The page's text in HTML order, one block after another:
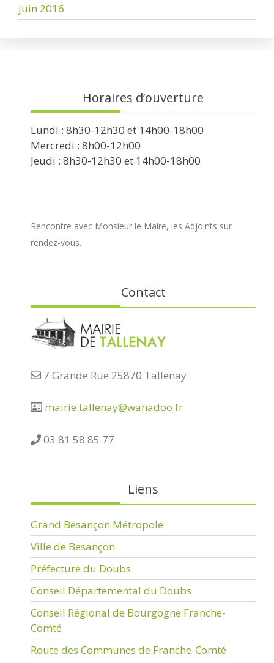
juin 2016
Horaires d’ouverture
Lundi : 8h30-12h30 et 14h00-18h00
Mercredi : 8h00-12h00
Jeudi : 8h30-12h30 et 14h00-18h00
Rencontre avec Monsieur le Maire, les Adjoints sur
rendez-vous.
Contact
7 Grande Rue 25870 Tallenay
mairie.tallenay@wanadoo.fr
03 81 58 85 77
Liens
Grand Besançon Métropole
Ville de Besançon
Préfecture du Doubs
Conseil Départemental du Doubs
Conseil Régional de Bourgogne Franche-
Comté
Route des Communes de Franche-Comté